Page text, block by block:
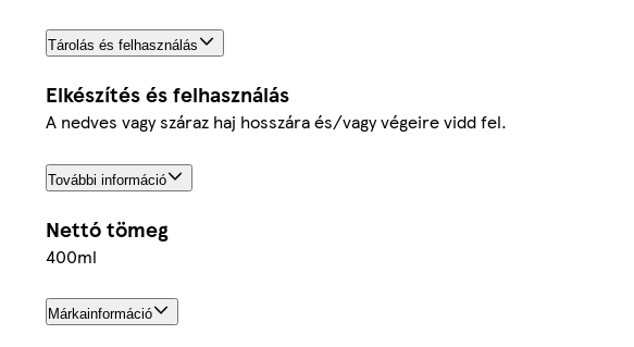
Tárolás és felhasználás
Elkészítés és felhasználás
A nedves vagy száraz haj hosszára és/vagy végeire vidd fel.
További információ
Nettó tömeg
400ml
Márkainformáció